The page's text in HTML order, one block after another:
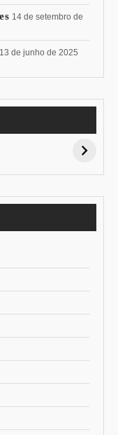
14 de setembro de
13 de junho de 2025
Os